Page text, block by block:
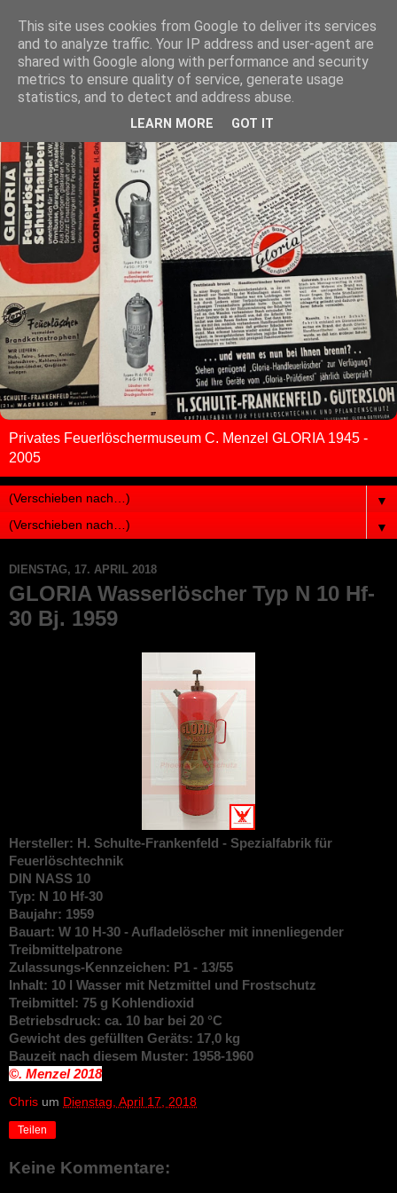
Privates Feuerlöschermuseum C. Menzel GLORIA 1945 -
2005
▼
▼
DIENSTAG, 17. APRIL 2018
GLORIA Wasserlöscher Typ N 10 Hf-
30 Bj. 1959
Hersteller: H. Schulte-Frankenfeld - Spezialfabrik für
Feuerlöschtechnik
DIN NASS 10
Typ: N 10 Hf-30
Baujahr: 1959
Bauart: W 10 H-30 - Aufladelöscher mit innenliegender
Treibmittelpatrone
Zulassungs-Kennzeichen: P1 - 13/55
Inhalt: 10 l Wasser mit Netzmittel und Frostschutz
Treibmittel: 75 g Kohlendioxid
Betriebsdruck: ca. 10 bar bei 20 °C
Gewicht des gefüllten Geräts: 17,0 kg
Bauzeit nach diesem Muster: 1958-1960
©. Menzel2018
Chris um Dienstag, April 17, 2018
Teilen
Keine Kommentare:
This site uses cookies from Google to deliver its services
and to analyze traffic. Your IP address and user-agent are
shared with Google along with performance and security
metrics to ensure quality of service, generate usage
statistics, and to detect and address abuse.
LEARN MORE GOT IT